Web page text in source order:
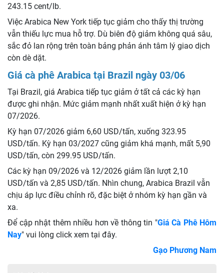
243.15 cent/lb.
Việc Arabica New York tiếp tục giảm cho thấy thị trường
vẫn thiếu lực mua hỗ trợ. Dù biên độ giảm không quá sâu,
sắc đỏ lan rộng trên toàn bảng phản ánh tâm lý giao dịch
còn dè dặt.
Giá cà phê Arabica tại Brazil ngày 03/06
Tại Brazil, giá Arabica tiếp tục giảm ở tất cả các kỳ hạn
được ghi nhận. Mức giảm mạnh nhất xuất hiện ở kỳ hạn
07/2026.
Kỳ hạn 07/2026 giảm 6,60 USD/tấn, xuống 323.95
USD/tấn. Kỳ hạn 03/2027 cũng giảm khá mạnh, mất 5,90
USD/tấn, còn 299.95 USD/tấn.
Các kỳ hạn 09/2026 và 12/2026 giảm lần lượt 2,10
USD/tấn và 2,85 USD/tấn. Nhìn chung, Arabica Brazil vẫn
chịu áp lực điều chỉnh rõ, đặc biệt ở nhóm kỳ hạn gần và
xa.
Để cập nhật thêm nhiều hơn về thông tin "Giá Cà Phê Hôm
Nay" vui lòng click xem tại đây.
Gạo Phương Nam